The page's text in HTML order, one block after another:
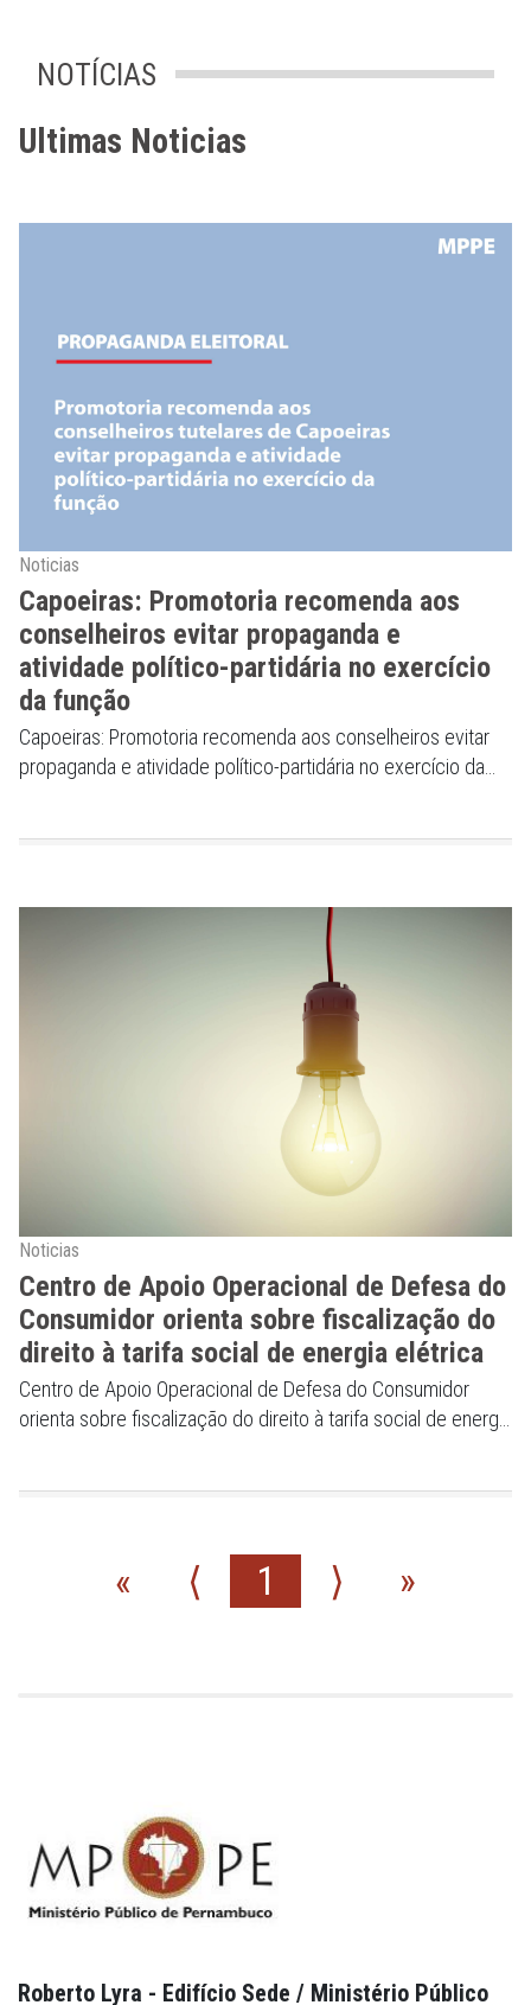
NOTÍCIAS
Ultimas Noticias
Noticias
Capoeiras: Promotoria recomenda aos
conselheiros evitar propaganda e
atividade político-partidária no exercício
da função
Capoeiras: Promotoria recomenda aos conselheiros evitar
propaganda e atividade político-partidária no exercício da
Noticias
Centro de Apoio Operacional de Defesa do
Consumidor orienta sobre fiscalização do
direito à tarifa social de energia elétrica
Centro de Apoio Operacional de Defesa do Consumidor
orienta sobre fiscalização do direito à tarifa social de energia
« ⟨ 1 ⟩ »
Roberto Lyra - Edifício Sede / Ministério Público